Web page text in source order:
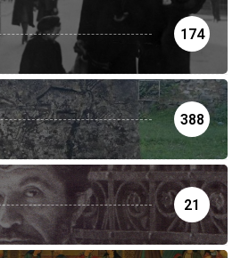
174
388
21